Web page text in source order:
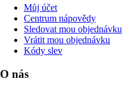
Můj účet
Centrum nápovědy
Sledovat mou objednávku
Vrátit mou objednávku
Kódy slev
O nás